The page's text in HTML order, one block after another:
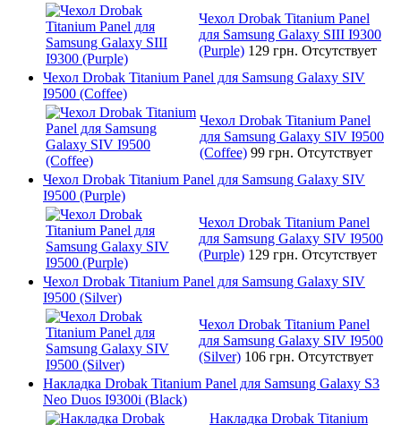
Чехол Drobak Titanium Panel
для Samsung Galaxy SIII I9300
(Purple) 129 грн. Отсутствует
Чехол Drobak Titanium Panel для Samsung Galaxy SIV
I9500 (Coffee)
Чехол Drobak Titanium Panel
для Samsung Galaxy SIV I9500
(Coffee) 99 грн. Отсутствует
Чехол Drobak Titanium Panel для Samsung Galaxy SIV
I9500 (Purple)
Чехол Drobak Titanium Panel
для Samsung Galaxy SIV I9500
(Purple) 129 грн. Отсутствует
Чехол Drobak Titanium Panel для Samsung Galaxy SIV
I9500 (Silver)
Чехол Drobak Titanium Panel
для Samsung Galaxy SIV I9500
(Silver) 106 грн. Отсутствует
Накладка Drobak Titanium Panel для Samsung Galaxy S3
Neo Duos I9300i (Black)
Накладка Drobak Titanium